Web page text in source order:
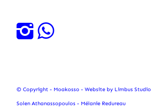
© Copyright - Moakosso - Website by Limbus Studio
Solen Athanassopoulos - Mélanie Redureau